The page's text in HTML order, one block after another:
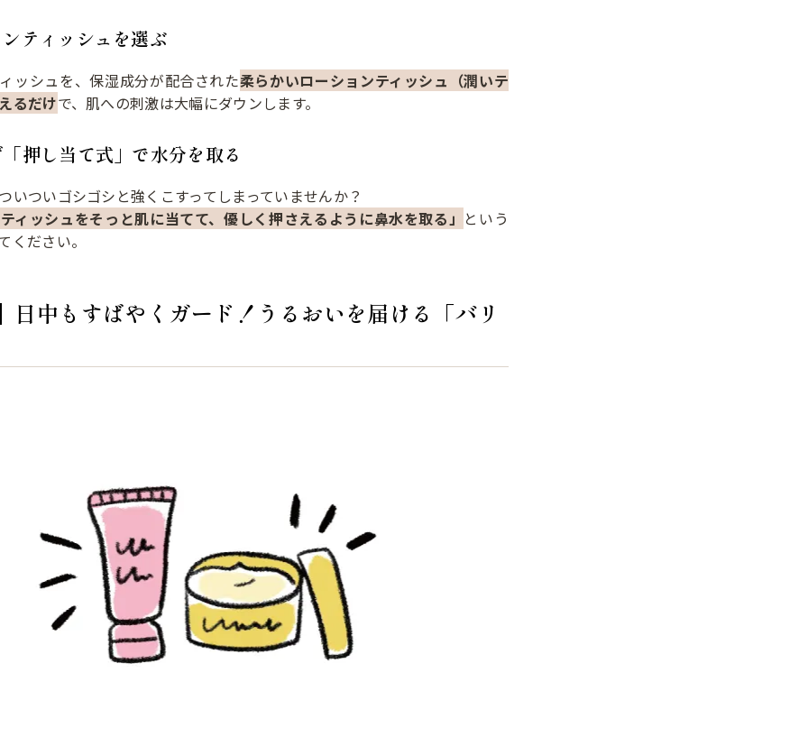
ティッシュを選ぶ
ッシュを、保湿成分が配合された柔らかいローションティッシュ（潤いテ
るだけで、肌への刺激は大幅にダウンします。
押し当て式」で水分を取る
いついゴシゴシと強くこすってしまっていませんか？
ィッシュをそっと肌に当てて、優しく押さえるように鼻水を取る」 という
ください。
日中もすばやくガード！うるおいを届ける「バリ